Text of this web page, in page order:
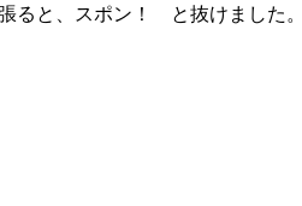
ると、スポン！ と抜けました。